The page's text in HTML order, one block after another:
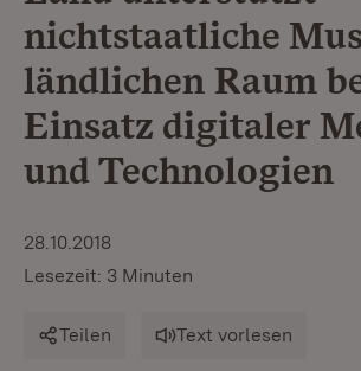
nichtstaatliche
ländlichen Raum
Einsatz digitaler
und Technologien
28.10.2018
Lesezeit: 3 Minuten
Teilen Text vorlesen